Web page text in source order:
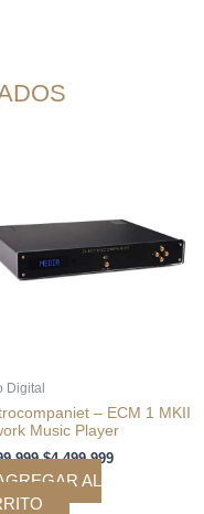
Digital
– ECM 1 MKII
Music Player
$4.499.999
AL